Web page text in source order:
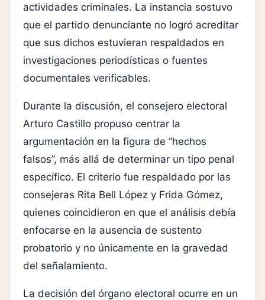
actividades criminales. La instancia sostuvo
que el partido denunciante no logró acreditar
que sus dichos estuvieran respaldados en
investigaciones periodísticas o fuentes
documentales verificables.
Durante la discusión, el consejero electoral
Arturo Castillo propuso centrar la
argumentación en la figura de “hechos
falsos”, más allá de determinar un tipo penal
específico. El criterio fue respaldado por las
consejeras Rita Bell López y Frida Gómez,
quienes coincidieron en que el análisis debía
enfocarse en la ausencia de sustento
probatorio y no únicamente en la gravedad
del señalamiento.
La decisión del órgano electoral ocurre en un